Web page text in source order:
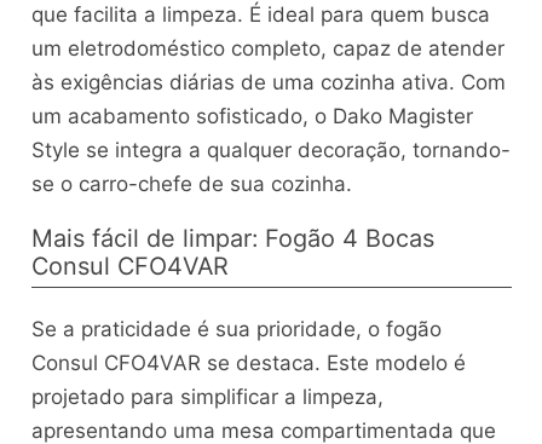
que facilita a limpeza. É ideal para quem busca
um eletrodoméstico completo, capaz de atender
às exigências diárias de uma cozinha ativa. Com
um acabamento sofisticado, o Dako Magister
Style se integra a qualquer decoração, tornando-
se o carro-chefe de sua cozinha.
Mais fácil de limpar: Fogão 4 Bocas
Consul CFO4VAR
Se a praticidade é sua prioridade, o fogão
Consul CFO4VAR se destaca. Este modelo é
projetado para simplificar a limpeza,
apresentando uma mesa compartimentada que